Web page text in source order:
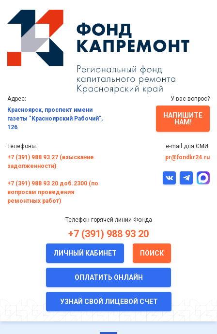
Адрес:
Красноярск, проспект имени
газеты "Красноярский Рабочий",
126
Телефоны:
+7 (391) 988 93 27 (взыскание
задолженности)
+7 (391) 988 93 20 доб.2300 (по
вопросам проведения
ремонтных работ)
У вас вопрос?
НАПИШИТЕ
НАМ!
e-mail для СМИ:
pr@fondkr24.ru
Телефон горячей линии Фонда
+7 (391) 988 93 20
ЛИЧНЫЙ КАБИНЕТ ПОИСК
ОПЛАТИТЬ ОНЛАЙН
УЗНАЙ СВОЙ ЛИЦЕВОЙ СЧЕТ